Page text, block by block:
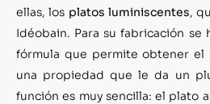
ellas, los platos luminiscentes,
Idéobain. Para su fabricación se
fórmula que permite obtener el
una propiedad que le da un
función es muy sencilla: el plato